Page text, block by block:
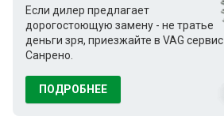
Если дилер предлагает
дорогостоющую замену - не тратье
деньги зря, приезжайте в VAG сервис
Санрено.
ПОДРОБНЕЕ